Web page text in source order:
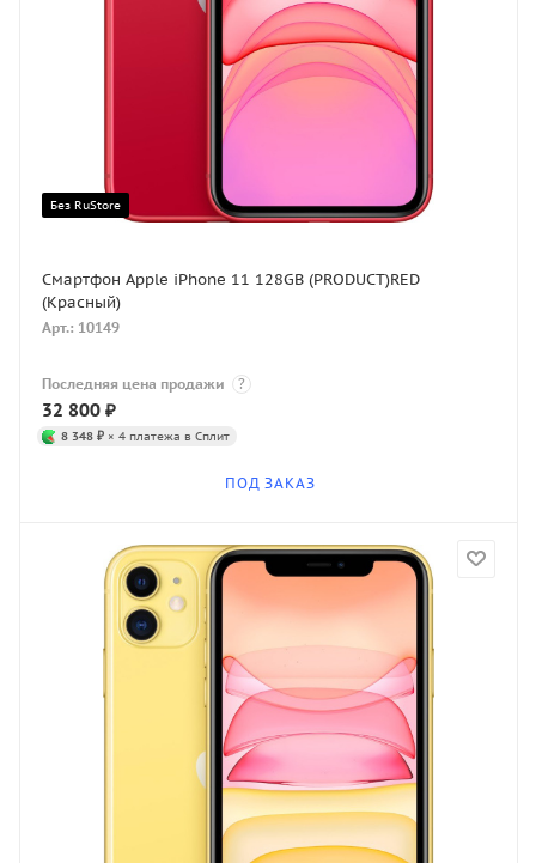
Без RuStore
Смартфон Apple iPhone 11 128GB (PRODUCT)RED
(Красный)
Арт.: 10149
Последняя цена продажи ?
32 800 ₽
8 348 ₽ × 4 платежа в Сплит
ПОД ЗАКАЗ